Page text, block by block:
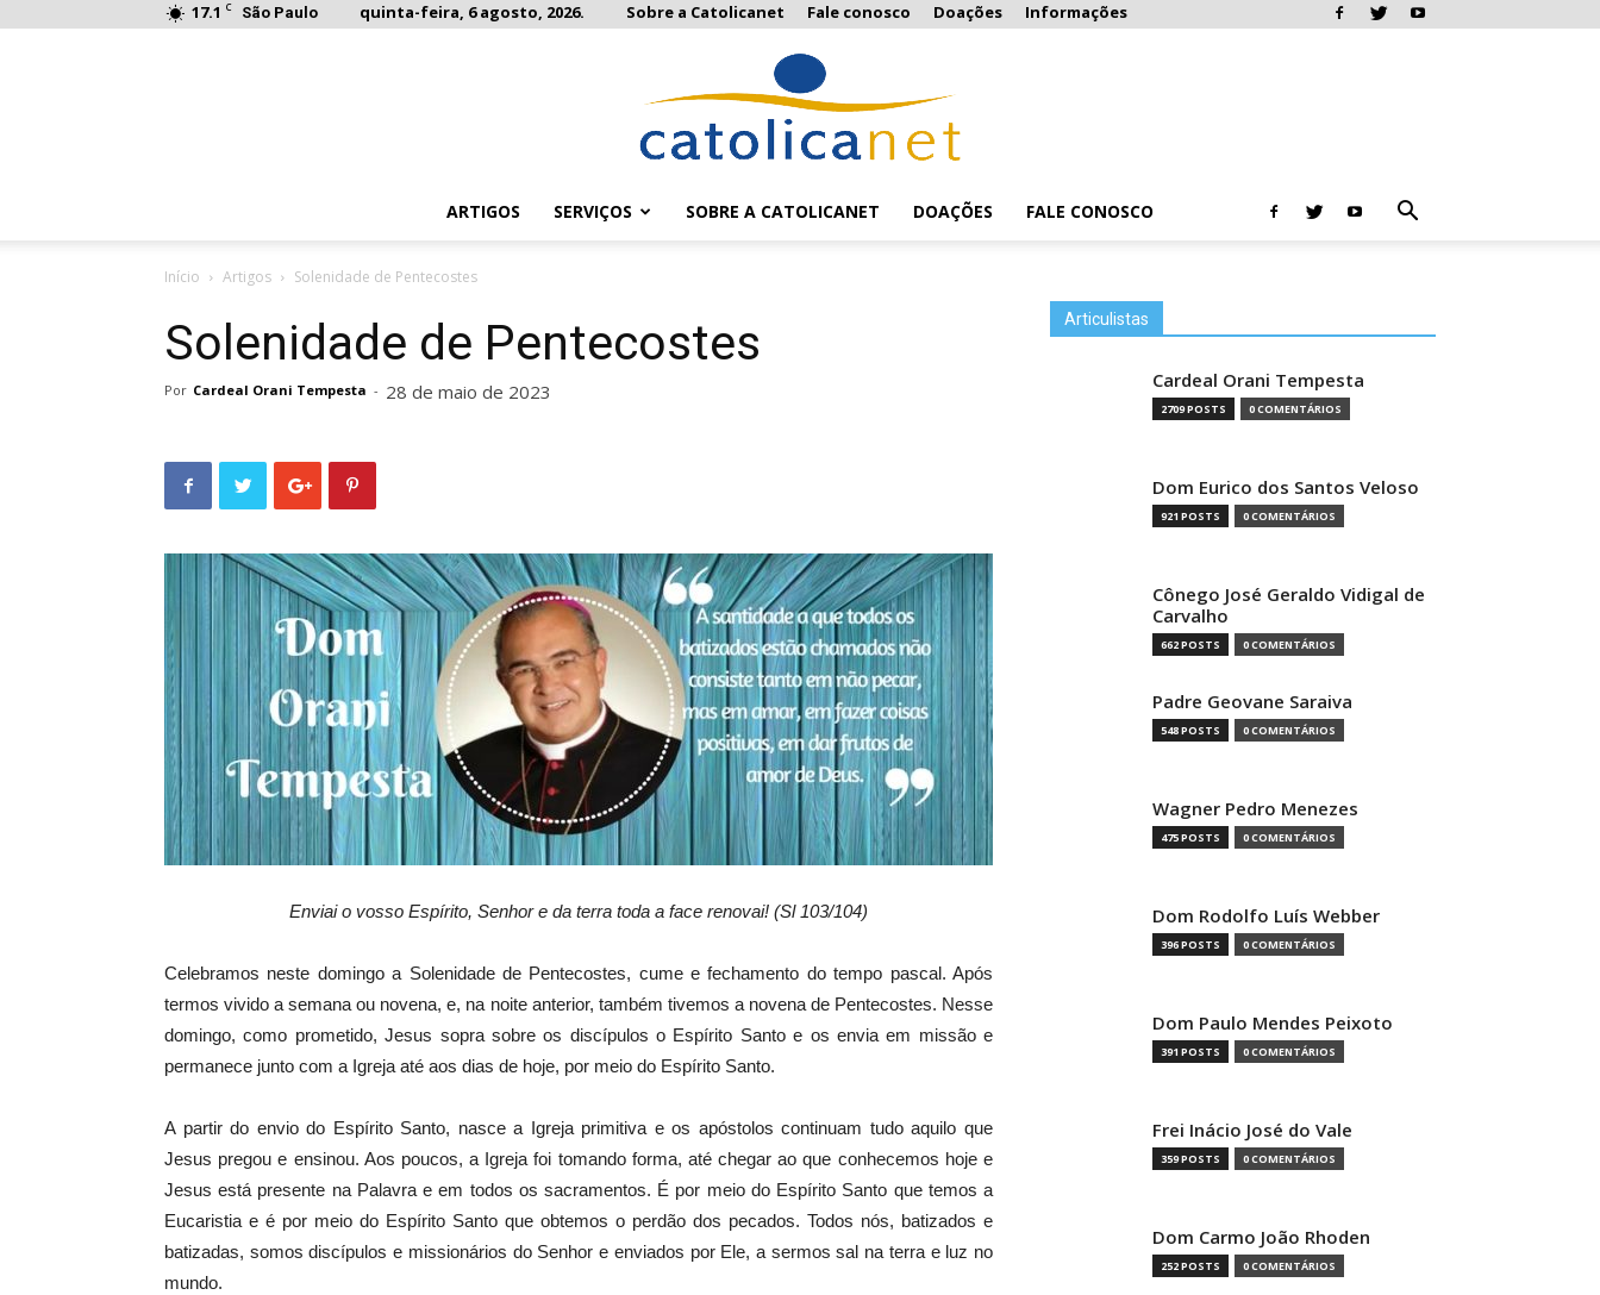
17.1 C São Paulo quinta-feira, 6 agosto, 2026. Sobre a Catolicanet Fale conosco Doações Informações
ARTIGOS SERVIÇOS SOBRE A CATOLICANET DOAÇÕES FALE CONOSCO
Início Artigos Solenidade de Pentecostes
Solenidade de Pentecostes
Por Cardeal Orani Tempesta - 28 de maio de 2023
Enviai o vosso Espírito, Senhor e da terra toda a face renovai! (Sl 103/104)
Celebramos neste domingo a Solenidade de Pentecostes, cume e fechamento do tempo pascal. Após
termos vivido a semana ou novena, e, na noite anterior, também tivemos a novena de Pentecostes. Nesse
domingo, como prometido, Jesus sopra sobre os discípulos o Espírito Santo e os envia em missão e
permanece junto com a Igreja até aos dias de hoje, por meio do Espírito Santo.
A partir do envio do Espírito Santo, nasce a Igreja primitiva e os apóstolos continuam tudo aquilo que
Jesus pregou e ensinou. Aos poucos, a Igreja foi tomando forma, até chegar ao que conhecemos hoje e
Jesus está presente na Palavra e em todos os sacramentos. É por meio do Espírito Santo que temos a
Eucaristia e é por meio do Espírito Santo que obtemos o perdão dos pecados. Todos nós, batizados e
batizadas, somos discípulos e missionários do Senhor e enviados por Ele, a sermos sal na terra e luz no
mundo.
Articulistas
Cardeal Orani Tempesta
2709 POSTS 0 COMENTÁRIOS
Dom Eurico dos Santos Veloso
921 POSTS 0 COMENTÁRIOS
Cônego José Geraldo Vidigal de
Carvalho
662 POSTS 0 COMENTÁRIOS
Padre Geovane Saraiva
548 POSTS 0 COMENTÁRIOS
Wagner Pedro Menezes
475 POSTS 0 COMENTÁRIOS
Dom Rodolfo Luís Webber
396 POSTS 0 COMENTÁRIOS
Dom Paulo Mendes Peixoto
391 POSTS 0 COMENTÁRIOS
Frei Inácio José do Vale
359 POSTS 0 COMENTÁRIOS
Dom Carmo João Rhoden
252 POSTS 0 COMENTÁRIOS